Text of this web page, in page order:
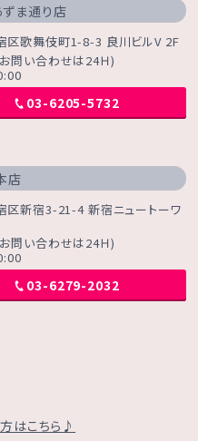
ま通り店
区歌舞伎町1-8-3 良川ビルV 2F
問い合わせは24Ｈ)
03-6205-5732
店
区新宿3-21-4 新宿ニュートーワ
問い合わせは24Ｈ)
03-6279-2032
はこちら♪